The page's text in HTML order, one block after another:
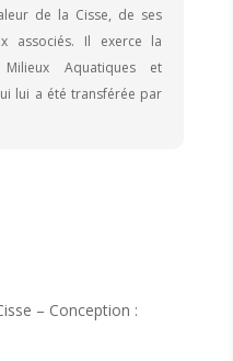
de la Cisse, de ses
associés. Il exerce la
Aquatiques et
lui a été transférée par
– Conception :